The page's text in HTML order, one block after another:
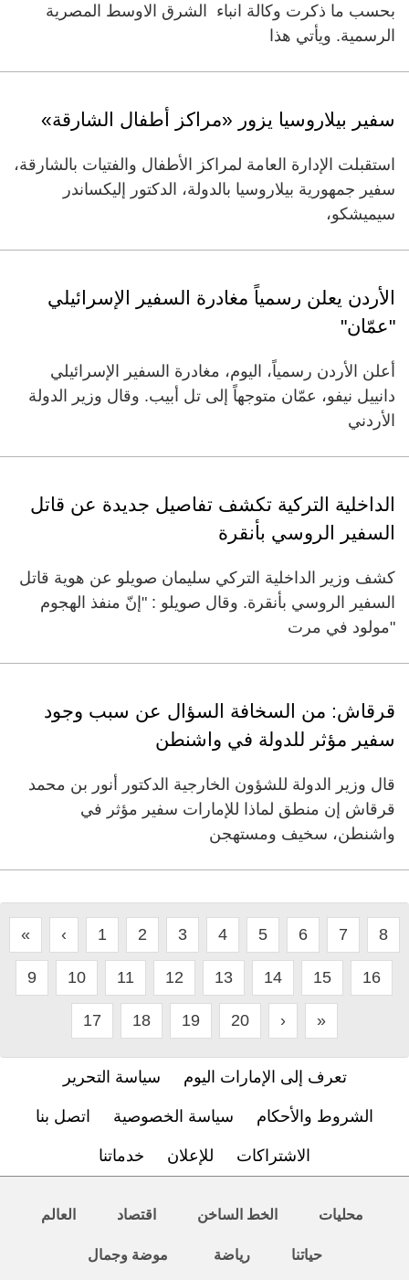
بحسب ما ذكرت وكالة انباء الشرق الاوسط المصرية
الرسمية. ويأتي هذا
سفير بيلاروسيا يزور «مراكز أطفال الشارقة»
استقبلت الإدارة العامة لمراكز الأطفال والفتيات بالشارقة،
سفير جمهورية بيلاروسيا بالدولة، الدكتور إليكساندر
سيميشكو،
الأردن يعلن رسمياً مغادرة السفير الإسرائيلي
"عمّان"
أعلن الأردن رسمياً، اليوم، مغادرة السفير الإسرائيلي
دانييل نيفو، عمّان متوجهاً إلى تل أبيب. وقال وزير الدولة
الأردني
الداخلية التركية تكشف تفاصيل جديدة عن قاتل
السفير الروسي بأنقرة
كشف وزير الداخلية التركي سليمان صويلو عن هوية قاتل
السفير الروسي بأنقرة. وقال صويلو : "إنّ منفذ الهجوم
"مولود في مرت
قرقاش: من السخافة السؤال عن سبب وجود
سفير مؤثر للدولة في واشنطن
قال وزير الدولة للشؤون الخارجية الدكتور أنور بن محمد
قرقاش إن منطق لماذا للإمارات سفير مؤثر في
واشنطن، سخيف ومستهجن
« ‹ 1 2 3 4 5 6 7 8
9 10 11 12 13 14 15 16
17 18 19 20 › »
تعرف إلى الإمارات اليوم سياسة التحرير
الشروط والأحكام سياسة الخصوصية اتصل بنا
الاشتراكات للإعلان خدماتنا
محليات الخط الساخن اقتصاد العالم
حياتنا رياضة موضة وجمال